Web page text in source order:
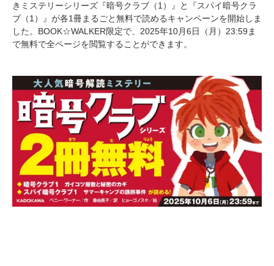
きミステリーシリーズ『暗号クラブ（1）』と『スパイ暗号クラ
ブ（1）』が各1冊まるごと無料で読めるキャンペーンを開始しま
した。BOOK☆WALKER限定で、2025年10月6日（月）23:59ま
で無料で全ページを閲覧することができます。